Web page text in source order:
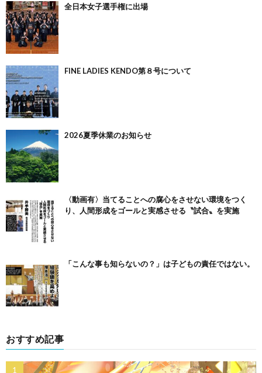
全日本女子選手権に出場
FINE LADIES KENDO第８号について
2026夏季休業のお知らせ
〈動画有〉当てることへの腐心をさせない環境をつく
り、人間形成をゴールと実感させる〝試合〟を実施
「こんな事も知らないの？」は子どもの責任ではない。
おすすめ記事